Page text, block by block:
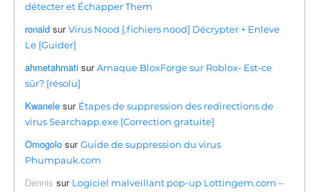
détecter et Échapper Them
ronald surVirus Nood [.fichiers nood] Décrypter + Enleve
Le [Guider]
ahmetahmati surArnaque BloxForge sur Roblox- Est-ce
sûr? [résolu]
Kwanele sur Étapes de suppression des redirections de
virus Searchapp.exe [Correction gratuite]
Omogolo surGuide de suppression du virus
Phumpauk.com
Dennis sur Logiciel malveillant pop-up Lottingem.com –